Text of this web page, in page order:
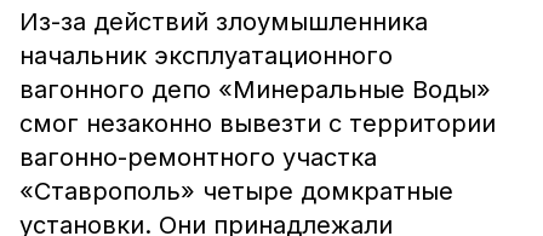
Из-за действий злоумышленника
начальник эксплуатационного
вагонного депо «Минеральные Воды»
смог незаконно вывезти с территории
вагонно-ремонтного участка
«Ставрополь» четыре домкратные
установки. Они принадлежали